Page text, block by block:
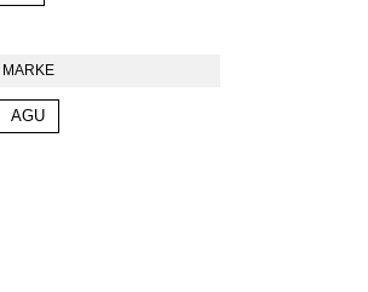
MARKE
AGU